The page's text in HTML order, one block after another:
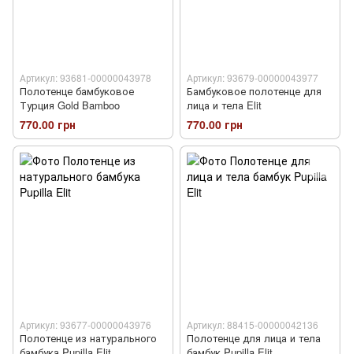
Артикул: 93681-00000043978
Полотенце бамбуковое
Турция Gold Bamboo
770.00 грн
Артикул: 93679-00000043977
Бамбуковое полотенце для
лица и тела Elit
770.00 грн
Артикул: 93677-00000043976
Полотенце из натурального
Артикул: 88415-00000042136
Полотенце для лица и тела